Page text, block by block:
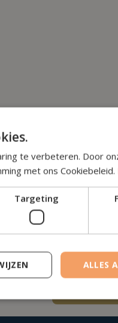
Voorlopig
te verbeteren. Door
met ons Cookiebeleid.
Targeting
ALLES